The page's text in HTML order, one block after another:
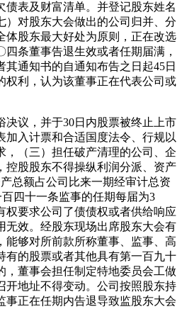
债表及财富清单。并登记股东姓名
）对股东大会做出的公司归并、分
体股东最大好处为原则，正在改选
条董事告退生效或者任期届满，
通知书的自通知布告之日起45日
权利，认为该董事正在代表公司或
议，并于30日内股票被终止上市
加入计票和合适国度法令、行规以
，（三）担任破产清理的公司、企
控股股东不得操纵利润分派、资产
总额占公司比来一期经审计总资
四十一条监事的任期每届为3
权要求公司了债债权或者供给响应
无效。经股东现场出席股东大会有
能够对所前款所称董事、监事、高
有的股票或者其他具有第一百九十
，董事会担任制定特地委员会工做
开地址不得变动。公司按照股东持
事正在任期内告退导致监股东大会